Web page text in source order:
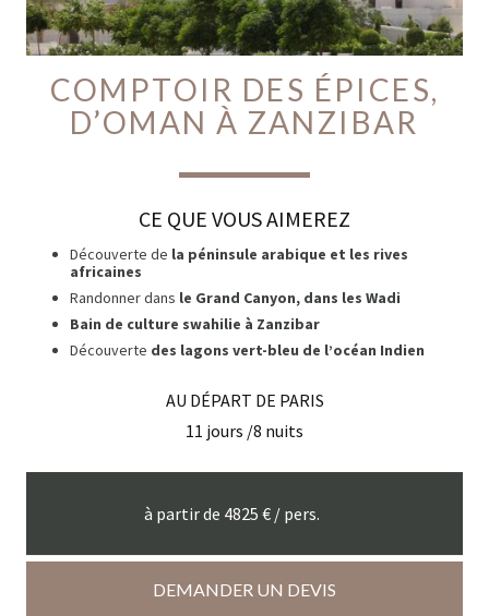
COMPTOIR DES ÉPICES,
D’OMAN À ZANZIBAR
CE QUE VOUS AIMEREZ
Découverte de la péninsule arabique et les rives
africaines
Randonner dans le Grand Canyon, dans les Wadi
Bain de culture swahilie à Zanzibar
Découverte des lagons vert-bleu de l’océan Indien
AU DÉPART DE PARIS
11 jours /8 nuits
à partir de 4825 € / pers.
DEMANDER UN DEVIS